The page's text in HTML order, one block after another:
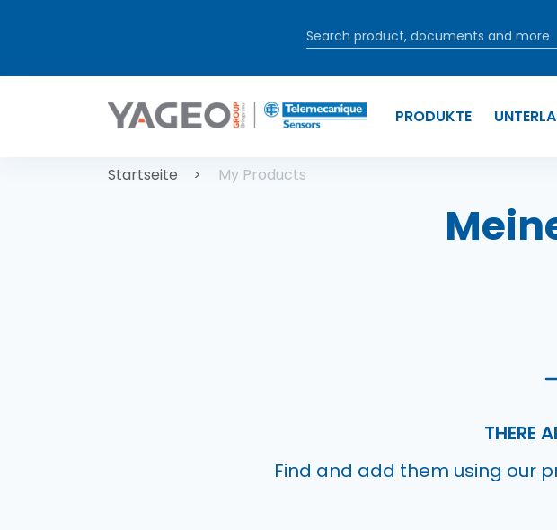
PRODUKTE
Pfadnavigation
Startseite My Products
THERE
Find and add them using our